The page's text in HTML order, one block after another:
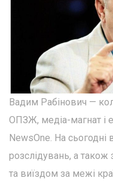
Вадим Рабінович —
ОПЗЖ, медіа-магнат і
NewsOne. На сьогодні
розслідувань, а також
та виїздом за межі